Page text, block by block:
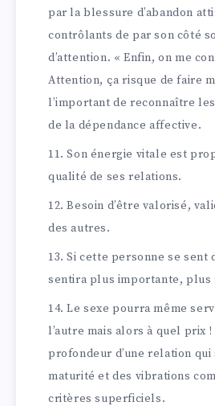
par la blessure d’abandon
contrôlants de par son côté
d’attention. « Enfin, on me
Attention, ça risque de faire
l’important de reconnaître
de la dépendance affective.
Son énergie vitale est
qualité de ses relations.
Besoin d’être valorisé,
des autres.
Si cette personne se sent
sentira plus importante, plus
Le sexe pourra même
l’autre mais alors à quel prix !
profondeur d’une relation qui
maturité et des vibrations
critères superficiels.